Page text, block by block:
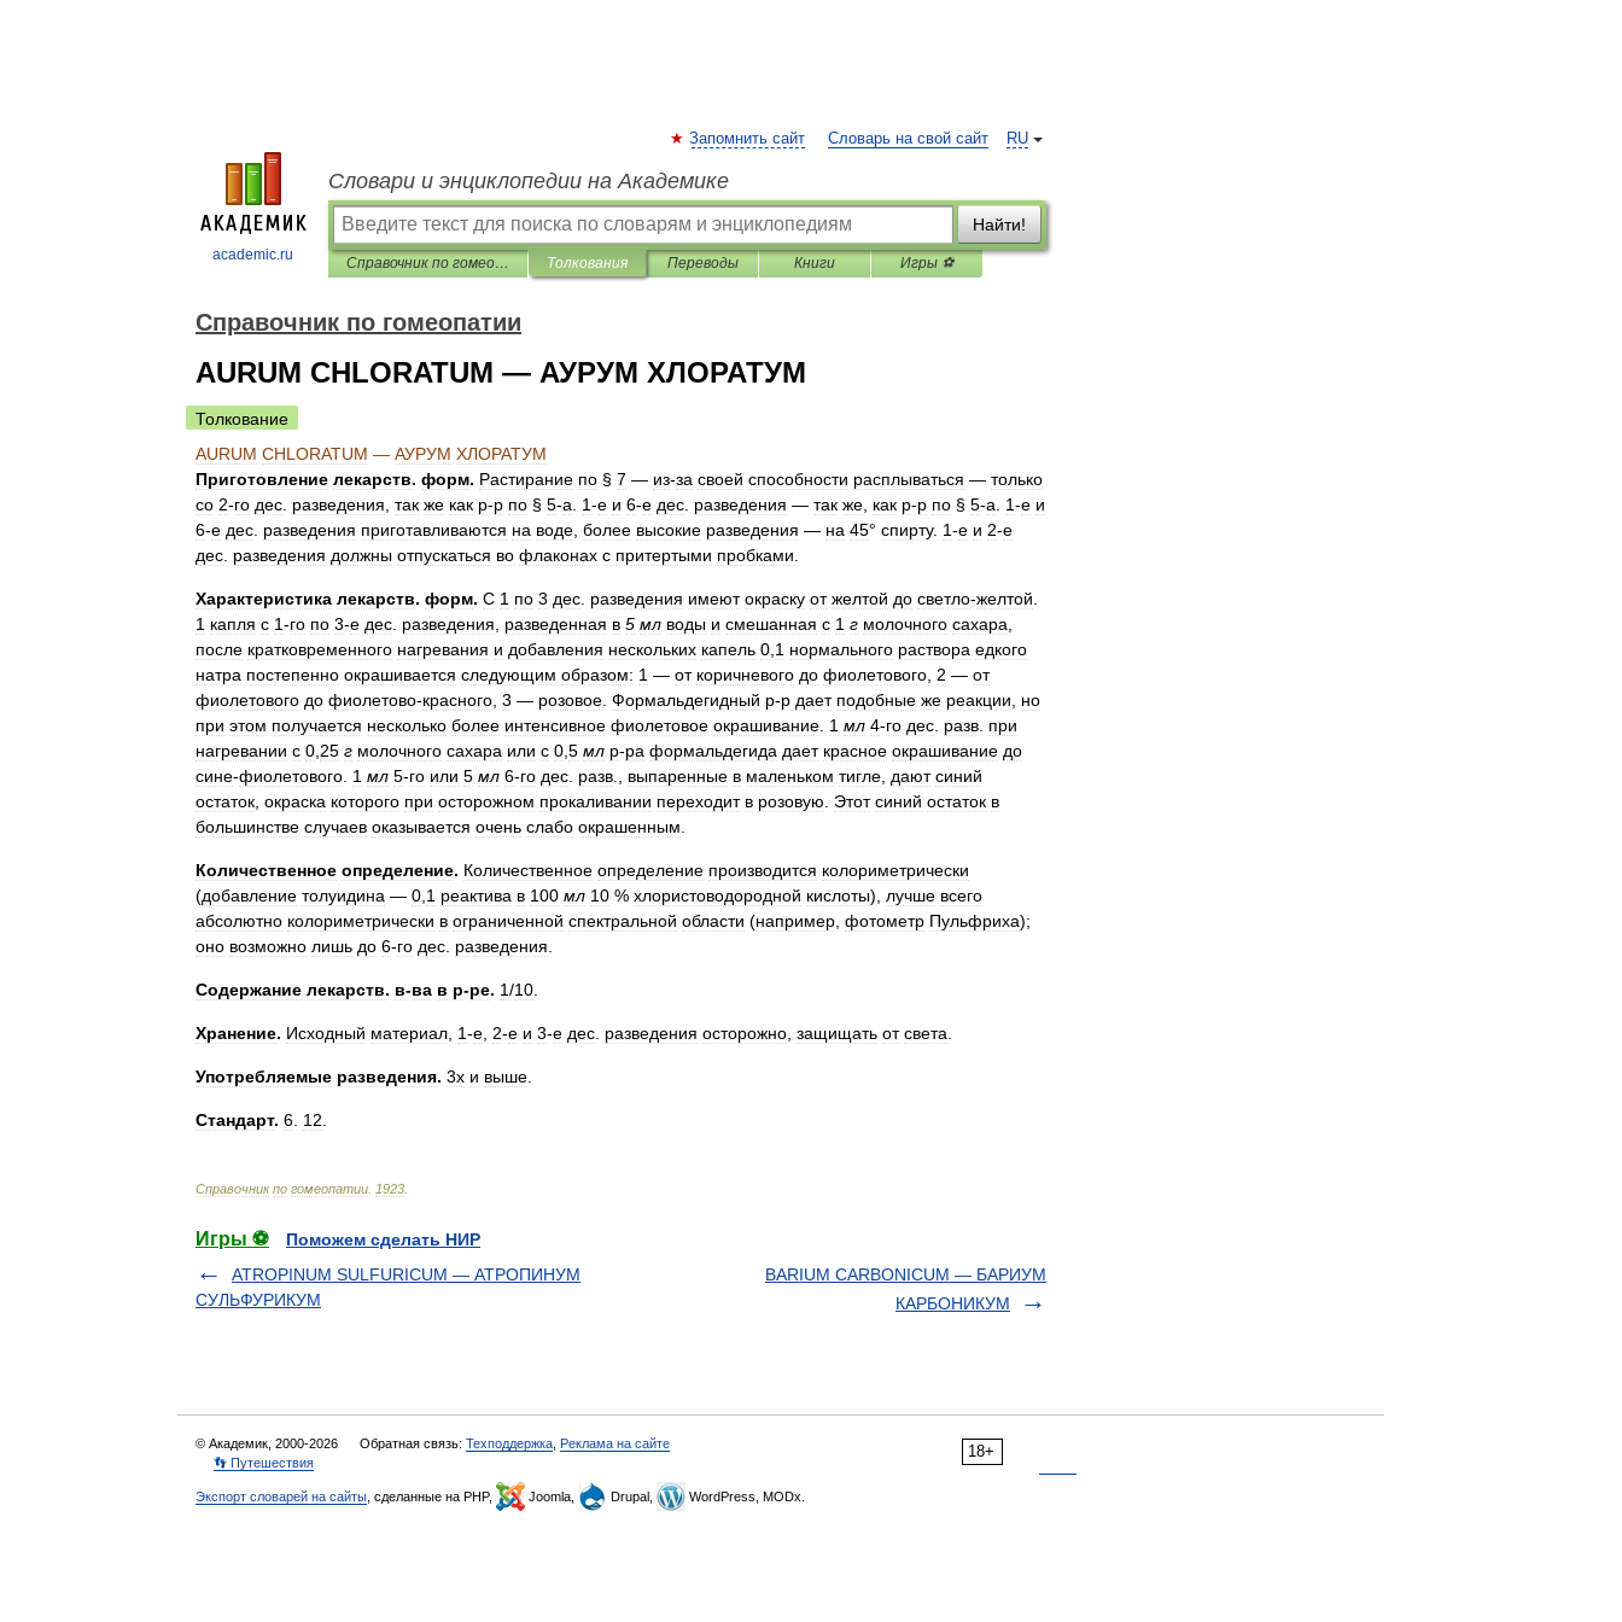
academic.ru
RU
Запомнить сайт Словарь на свой сайт
Словари и энциклопедии на Академике
Найти!
Справочник по гомеопатии Толкования Переводы Книги Игры ⚽
Справочник по гомеопатии
AURUM CHLORATUM — АУРУМ ХЛОРАТУМ
Толкование
AURUM CHLORATUM — АУРУМ ХЛОРАТУМ
Приготовление лекарств. форм. Растирание по § 7 — из-за своей способности расплываться — только
со 2-го дес разведения так же как р-р по § 5-а 1-е и 6-е дес разведения — так же как р-р по § 5-а 1-е и
6-е дес разведения приготавливаются на воде более высокие разведения — на 45° спирту. 1-е и 2-е
дес разведения должны отпускаться во флаконах с притертыми пробками
Характеристика лекарств. форм. С 1 по 3 дес разведения имеют окраску от желтой до светло-желтой
1 капля с 1-го по 3-е дес разведения разведенная в 5 мл воды и смешанная с 1 г молочного сахара
после кратковременного нагревания и добавления нескольких капель 0 1 нормального раствора едкого
натра постепенно окрашивается следующим образом: 1 — от коричневого до фиолетового 2 — от
фиолетового до фиолетово-красного 3 — розовое Формальдегидный р-р дает подобные же реакции
но
при этом получается несколько более интенсивное фиолетовое окрашивание 1 мл 4-го дес разв при
нагревании с 0 25 г молочного сахара или с 0 5 мл р-ра формальдегида дает красное окрашивание до
сине-фиолетового 1 мл 5-го или 5 мл 6-го дес разв выпаренные в маленьком тигле дают синий
остаток окраска которого при осторожном прокаливании переходит в розовую Этот синий остаток в
большинстве случаев оказывается очень слабо окрашенным
Количественное определение. Количественное определение производится колориметрически
(добавление толуидина — 0 1 реактива в 100 мл 10 % хлористоводородной кислоты), лучше всего
абсолютно колориметрически в ограниченной спектральной области (например фотометр Пульфриха);
оно возможно лишь до 6-го дес разведения
Содержание лекарств. в-ва в р-ре. 1/10
Хранение. Исходный материал 1-е 2-е и 3-е дес разведения осторожно защищать от света
Употребляемые разведения. 3х и выше
Стандарт. 6 12
Справочник по гомеопатии 1923
Игры ⚽
Поможем сделать НИР
ATROPINUM SULFURICUM — АТРОПИНУМ
СУЛЬФУРИКУМ
BARIUM CARBONICUM — БАРИУМ
КАРБОНИКУМ
18+
© Академик, 2000-2026 Обратная связь: Техподдержка Реклама на сайте
👣 Путешествия
Экспорт словарей на сайты , сделанные на PHP, Joomla, Drupal, WordPress, MODx.